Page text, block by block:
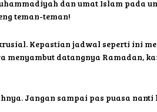
dan umat Islam pada
teman-teman!
Kepastian jadwal seperti ini
menyambut datangnya Ramadan,
Jangan sampai pas puasa nanti